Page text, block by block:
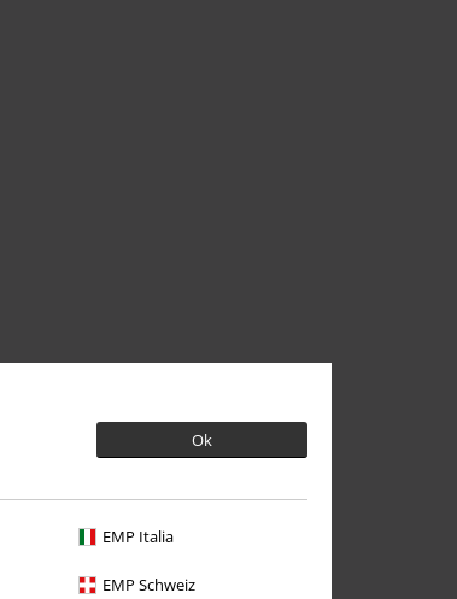
Ok
EMP Italia
EMP Schweiz